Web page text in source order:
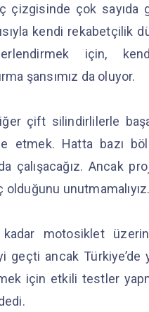
çizgisinde çok sayıda
kendi rekabetçilik
için,
şansımız da oluyor.
çift silindirlilerle
etmek. Hatta bazı
çalışacağız. Ancak
olduğunu unutmamalıyız.
motosiklet
geçti ancak Türkiye’de
için etkili testler